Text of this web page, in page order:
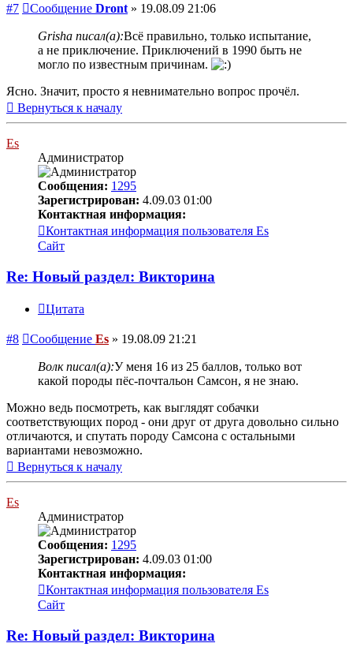
#7 Сообщение Dront » 19.08.09 21:06
Grisha писал(а):Всё правильно, только испытание,
а не приключение. Приключений в 1990 быть не
могло по известным причинам.
Ясно. Значит, просто я невнимательно вопрос прочёл.
Вернуться к началу
Es
Администратор
Сообщения: 1295
Зарегистрирован: 4.09.03 01:00
Контактная информация:
Контактная информация пользователя Es
Сайт
Re: Новый раздел: Викторина
Цитата
#8 Сообщение Es » 19.08.09 21:21
Волк писал(а):У меня 16 из 25 баллов, только вот
какой породы пёс-почтальон Самсон, я не знаю.
Можно ведь посмотреть, как выглядят собачки
соответствующих пород - они друг от друга довольно сильно
отличаются, и спутать породу Самсона с остальными
вариантами невозможно.
Вернуться к началу
Es
Администратор
Сообщения: 1295
Зарегистрирован: 4.09.03 01:00
Контактная информация:
Контактная информация пользователя Es
Сайт
Re: Новый раздел: Викторина